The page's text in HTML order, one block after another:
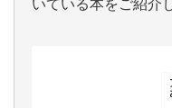
いている本をご紹介